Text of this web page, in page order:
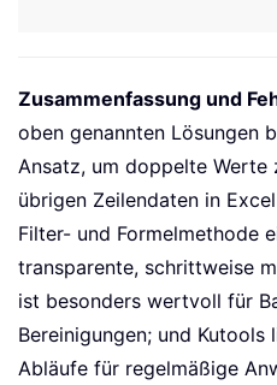
Zusammenfassung und
oben genannten Lösungen
Ansatz, um doppelte Werte
übrigen Zeilendaten in
Filter- und Formelmethode
transparente, schrittweise
ist besonders wertvoll für
Bereinigungen; und
Abläufe für regelmäßige